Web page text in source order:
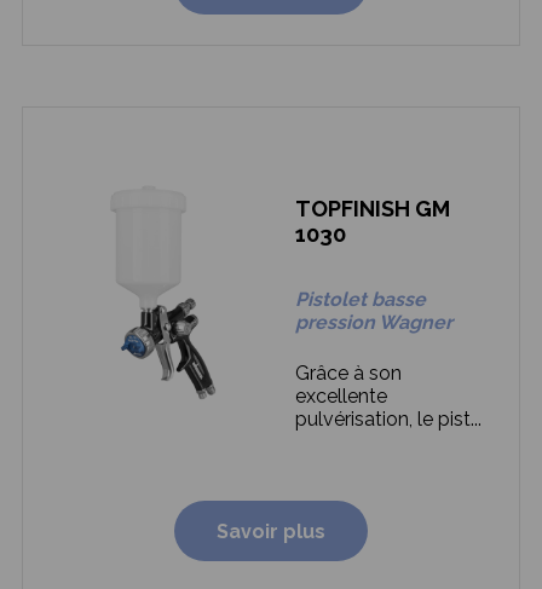
TOPFINISH GM
1030
Pistolet basse
pression Wagner
Grâce à son
excellente
pulvérisation, le pist...
Savoir plus